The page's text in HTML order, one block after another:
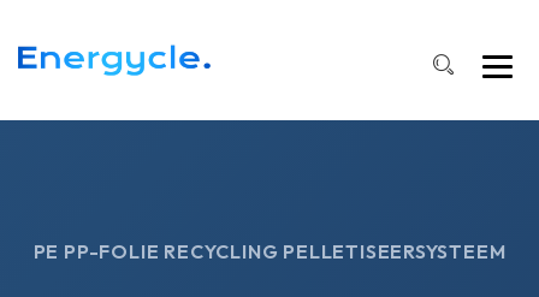
PE PP-FOLIE RECYCLING PELLETISEERSYSTEEM